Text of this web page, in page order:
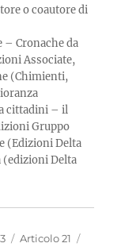
o coautore di
Cronache da
Associate,
(Chimienti,
cittadini – il
Gruppo
(Edizioni Delta
(edizioni Delta
Categorie
Articolo 21